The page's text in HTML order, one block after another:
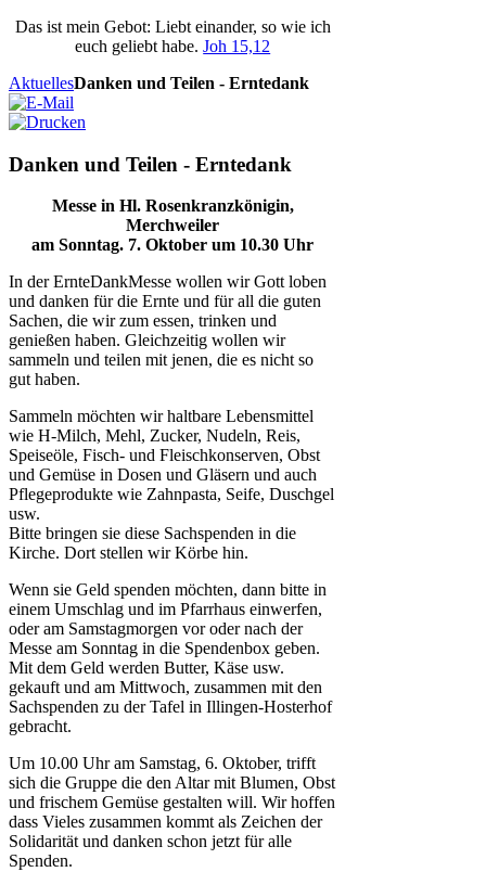
Das ist mein Gebot: Liebt einander, so wie ich
euch geliebt habe.Joh 15,12
AktuellesDanken und Teilen - Erntedank
Danken und Teilen - Erntedank
Messe in Hl. Rosenkranzkönigin,
Merchweiler
am Sonntag. 7. Oktober um 10.30 Uhr
In der ErnteDankMesse wollen wir Gott loben
und danken für die Ernte und für all die guten
Sachen, die wir zum essen, trinken und
genießen haben. Gleichzeitig wollen wir
sammeln und teilen mit jenen, die es nicht so
gut haben.
Sammeln möchten wir haltbare Lebensmittel
wie H-Milch, Mehl, Zucker, Nudeln, Reis,
Speiseöle, Fisch- und Fleischkonserven, Obst
und Gemüse in Dosen und Gläsern und auch
Pflegeprodukte wie Zahnpasta, Seife, Duschgel
usw.
Bitte bringen sie diese Sachspenden in die
Kirche. Dort stellen wir Körbe hin.
Wenn sie Geld spenden möchten, dann bitte in
einem Umschlag und im Pfarrhaus einwerfen,
oder am Samstagmorgen vor oder nach der
Messe am Sonntag in die Spendenbox geben.
Mit dem Geld werden Butter, Käse usw.
gekauft und am Mittwoch, zusammen mit den
Sachspenden zu der Tafel in Illingen-Hosterhof
gebracht.
Um 10.00 Uhr am Samstag, 6. Oktober, trifft
sich die Gruppe die den Altar mit Blumen, Obst
und frischem Gemüse gestalten will. Wir hoffen
dass Vieles zusammen kommt als Zeichen der
Solidarität und danken schon jetzt für alle
Spenden.